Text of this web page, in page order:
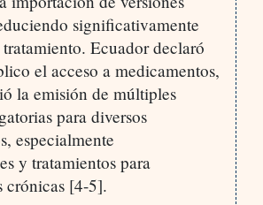
significativamente
Ecuador declaró
el acceso a medicamentos,
la emisión de múltiples
para diversos
especialmente
y tratamientos para
crónicas [4-5].